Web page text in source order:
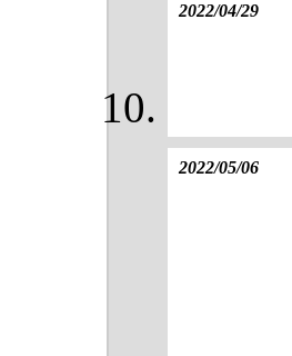
2022/04/29
2022/05/06